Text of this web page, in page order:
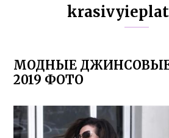
МОДНЫЕ
2019 ФОТО